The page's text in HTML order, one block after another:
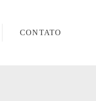
CONTATO